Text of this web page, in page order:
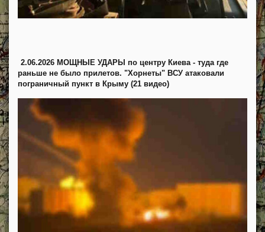
2.06.2026 МОЩНЫЕ УДАРЫ по центру Киева - туда где
раньше не было прилетов. "Хорнеты" ВСУ атаковали
пограничный пункт в Крыму (21 видео)